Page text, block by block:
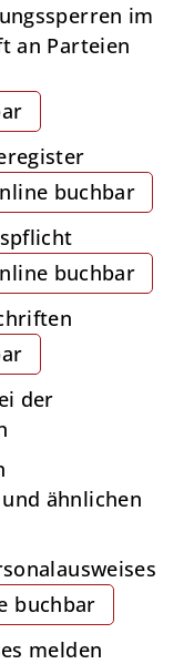
im
an Parteien
buchbar
buchbar
der
ähnlichen
buchbar
melden